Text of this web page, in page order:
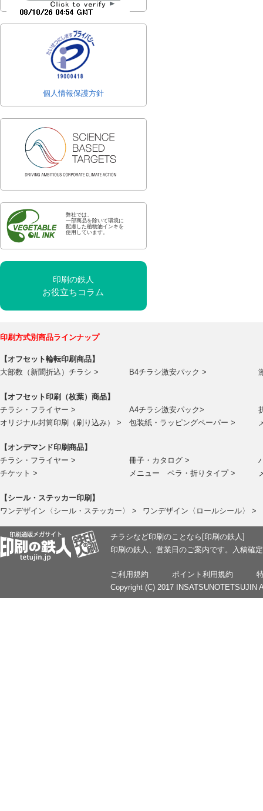
個人情報保護方針
弊社では、
一部商品を除いて環境に
配慮した植物油インキを
使用しています。
印刷の鉄人
お役立ちコラム
印刷方式別商品ラインナップ
【オフセット輪転印刷商品】
大部数（新聞折込）チラシ >
B4チラシ激安パック >
【オフセット印刷（枚葉）商品】
チラシ・フライヤー >
A4チラシ激安パック>
オリジナル封筒印刷（刷り込み） >
包装紙・ラッピングペーパー >
【オンデマンド印刷商品】
チラシ・フライヤー >
冊子・カタログ >
チケット >
メニュー ペラ・折りタイプ >
【シール・ステッカー印刷】
ワンデザイン〈シール・ステッカー〉 >
ワンデザイン〈ロールシール〉 >
チラシなど印刷のことなら[印刷の鉄人]
印刷の鉄人、営業日のご案内です。入稿確
ご利用規約 ポイント利用規約
Copyright (C) 2017 INSATSUNOTETSUJIN